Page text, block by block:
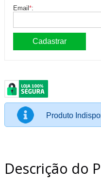
Email*:
Produto
Descrição do